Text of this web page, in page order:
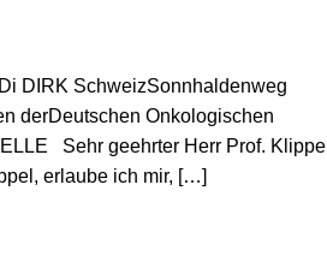
DIRK SchweizSonnhaldenweg
derDeutschen Onkologischen
Sehr geehrter Herr Prof. Klippel
erlaube ich mir, […]